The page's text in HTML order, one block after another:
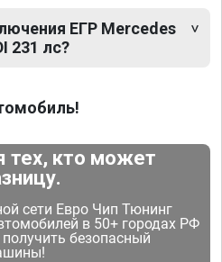
ЕГР Mercedes
231 лс?
кто может
сети Евро Чип Тюнинг
в 50+ городах РФ
безопасный